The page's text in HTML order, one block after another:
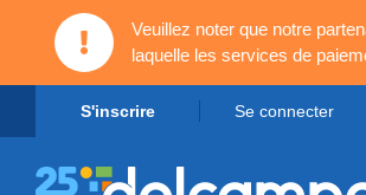
Veuillez noter que notre
laquelle les services de
S'inscrire Se connecter